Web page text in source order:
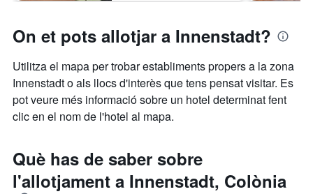
On et pots allotjar a Innenstadt?
Utilitza el mapa per trobar establiments propers a la zona
Innenstadt o als llocs d'interès que tens pensat visitar. Es
pot veure més informació sobre un hotel determinat fent
clic en el nom de l'hotel al mapa.
Què has de saber sobre
l'allotjament a Innenstadt, Colònia